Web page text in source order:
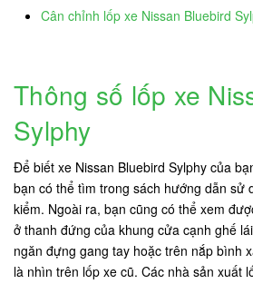
Cân chỉnh lốp xe Nissan Bluebird
Thông số lốp xe
Sylphy
Để biết xe Nissan Bluebird Sylphy của
bạn có thể tìm trong sách hướng dẫn sử
kiểm. Ngoài ra, bạn cũng có thể xem
ở thanh đứng của khung cửa cạnh ghế
ngăn đựng gang tay hoặc trên nắp bình
là nhìn trên lốp xe cũ. Các nhà sản xuất